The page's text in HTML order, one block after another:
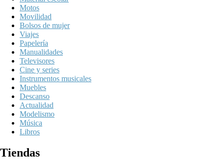
Motos
Movilidad
Bolsos de mujer
Viajes
Papelería
Manualidades
Televisores
Cine y series
Instrumentos musicales
Muebles
Descanso
Actualidad
Modelismo
Música
Libros
Tiendas